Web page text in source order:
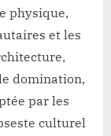
l’Ouest
?
physique,
et les
domination,
par les
culturel